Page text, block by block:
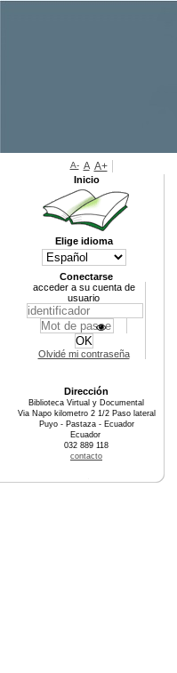
A- A A+
Inicio
Elige idioma
Conectarse
acceder a su cuenta de
usuario
Olvidé mi contraseña
Dirección
Biblioteca Virtual y Documental
Via Napo kilometro 2 1/2 Paso lateral
Puyo - Pastaza - Ecuador
Ecuador
032 889 118
contacto